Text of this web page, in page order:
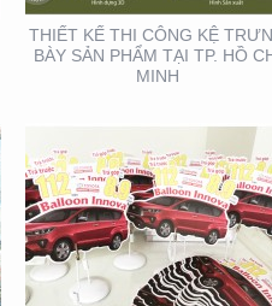
THIẾT KẾ THI CÔNG KỆ
BÀY SẢN PHẨM TẠI TP. HỒ
MINH
HỘI NGHỊ KHOA HỌC
DA LIỄU MIỀN NAM